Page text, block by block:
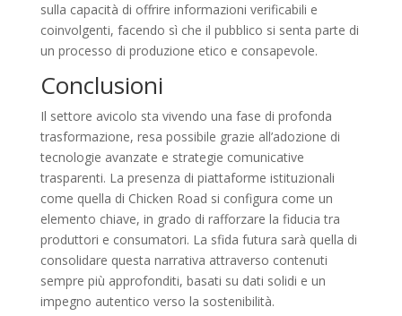
sulla capacità di offrire informazioni verificabili e
coinvolgenti, facendo sì che il pubblico si senta parte di
un processo di produzione etico e consapevole.
Conclusioni
Il settore avicolo sta vivendo una fase di profonda
trasformazione, resa possibile grazie all’adozione di
tecnologie avanzate e strategie comunicative
trasparenti. La presenza di piattaforme istituzionali
come quella di Chicken Road si configura come un
elemento chiave, in grado di rafforzare la fiducia tra
produttori e consumatori. La sfida futura sarà quella di
consolidare questa narrativa attraverso contenuti
sempre più approfonditi, basati su dati solidi e un
impegno autentico verso la sostenibilità.